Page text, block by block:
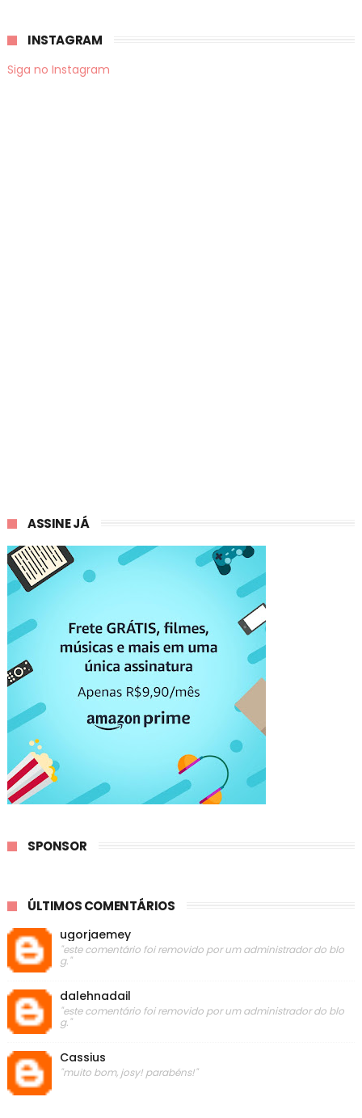
INSTAGRAM
Siga no Instagram
ASSINE JÁ
SPONSOR
ÚLTIMOS COMENTÁRIOS
ugorjaemey
"este comentário foi removido por um administrador do blo
g."
dalehnadail
"este comentário foi removido por um administrador do blo
g."
Cassius
"muito bom, josy! parabéns!"